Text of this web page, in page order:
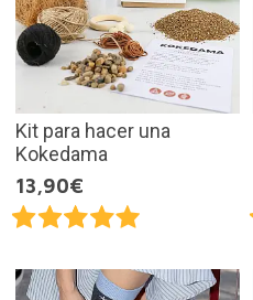
Kit para hacer una
Kokedama
13,90€